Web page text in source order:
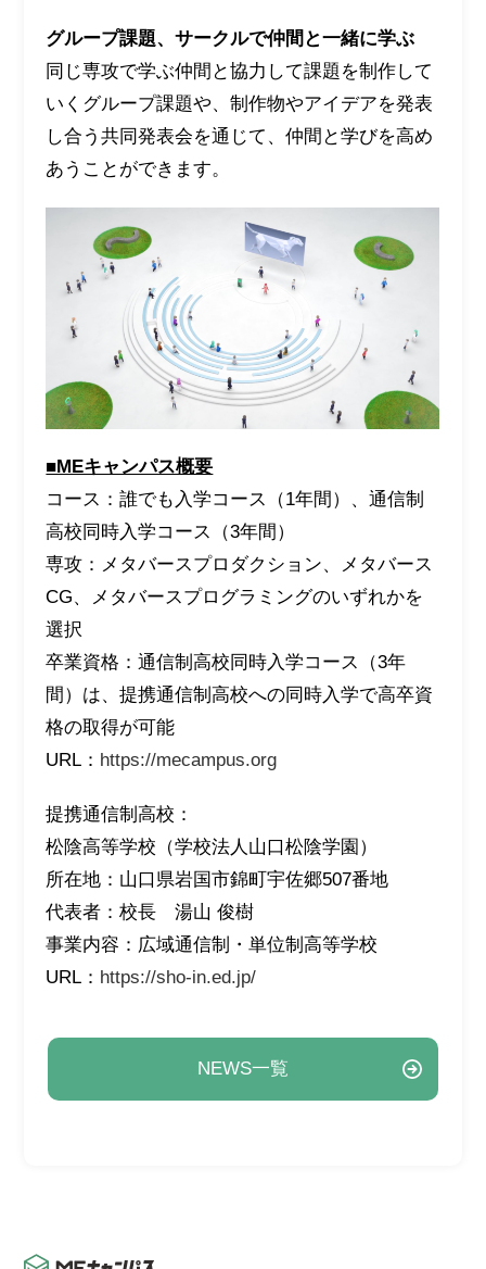
グループ課題、サークルで仲間と一緒に学ぶ
同じ専攻で学ぶ仲間と協力して課題を制作して
いくグループ課題や、制作物やアイデアを発表
し合う共同発表会を通じて、仲間と学びを高め
あうことができます。
■MEキャンパス概要
コース：誰でも入学コース（1年間）、通信制
高校同時入学コース（3年間）
専攻：メタバースプロダクション、メタバース
CG、メタバースプログラミングのいずれかを
選択
卒業資格：通信制高校同時入学コース（3年
間）は、提携通信制高校への同時入学で高卒資
格の取得が可能
URL： https://mecampus.org
提携通信制高校：
松陰高等学校（学校法人山口松陰学園）
所在地：山口県岩国市錦町宇佐郷507番地
代表者：校長 湯山 俊樹
事業内容：広域通信制・単位制高等学校
URL： https://sho-in.ed.jp/
NEWS一覧